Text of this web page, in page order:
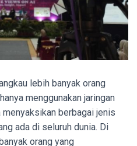
lebih banyak orang
menggunakan jaringan
berbagai jenis
ada di seluruh dunia. Di
orang yang